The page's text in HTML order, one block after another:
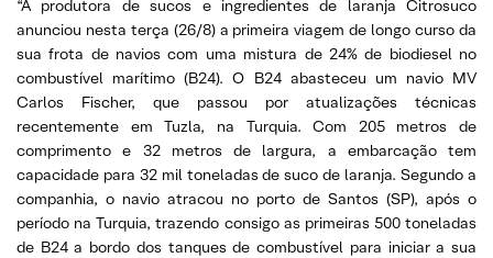
“A produtora de sucos e ingredientes de laranja Citrosuco
anunciou nesta terça (26/8) a primeira viagem de longo curso da
sua frota de navios com uma mistura de 24% de biodiesel no
combustível marítimo (B24). O B24 abasteceu um navio MV
Carlos Fischer, que passou por atualizações técnicas
recentemente em Tuzla, na Turquia. Com 205 metros de
comprimento e 32 metros de largura, a embarcação tem
capacidade para 32 mil toneladas de suco de laranja. Segundo a
companhia, o navio atracou no porto de Santos (SP), após o
período na Turquia, trazendo consigo as primeiras 500 toneladas
de B24 a bordo dos tanques de combustível para iniciar a sua